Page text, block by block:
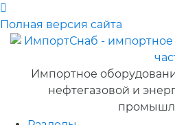
Полная версия сайта
Импортное
нефтегазовой и